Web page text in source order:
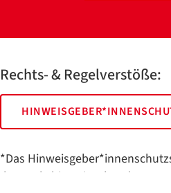
Rechts- & Regelverstöße:
*Das
Ihnen als hinweisgebende